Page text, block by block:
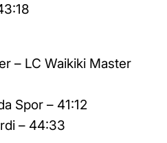
– LC Waikiki Master
Spor – 41:12
– 44:33